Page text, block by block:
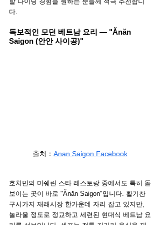
다.
독보적인 모던 베트남 요리 — "Ănăn
Saigon (안안 사이공)"
출처 ： Anan Saigon Facebook
호치민의 미쉐린 스타 레스토랑 중에서도 특히 돋
보이는 곳이 바로 "Ănăn Saigon"입니다. 활기찬
구시가지 재래시장 한가운데 자리 잡고 있지만,
놀라울 정도로 정교하고 세련된 현대식 베트남 요